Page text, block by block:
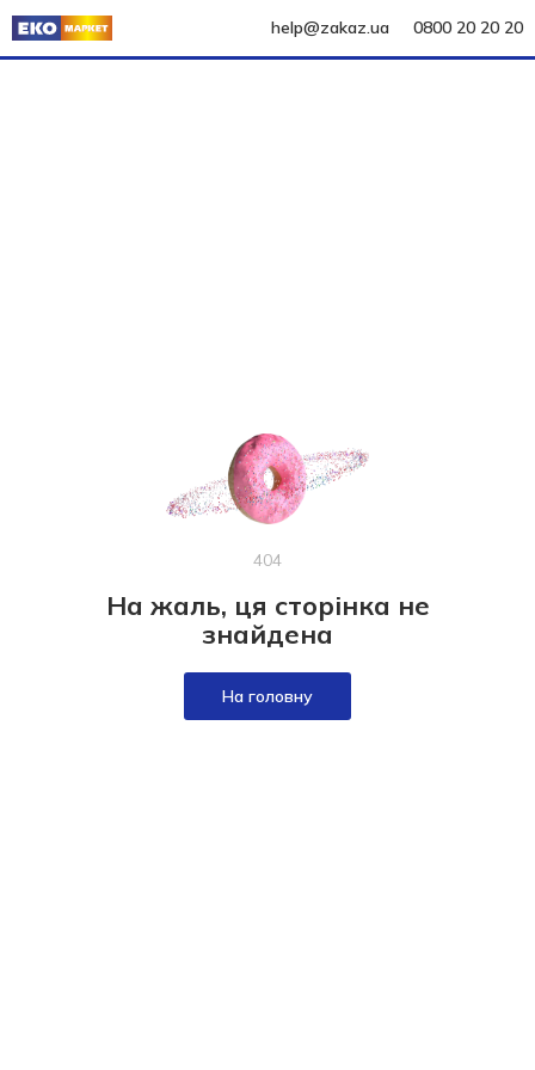
help@zakaz.ua 0800 20 20 20
404
На жаль, ця сторінка не
знайдена
На головну